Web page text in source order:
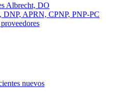
Albrecht, DO
DNP, APRN, CPNP, PNP-PC
nuevos